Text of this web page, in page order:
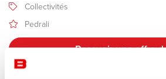
Collectivités
Pedrali
Recevoir une offre